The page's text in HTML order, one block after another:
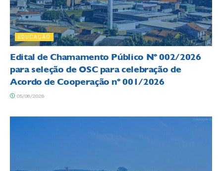
EDUCAÇÃO
Edital de Chamamento Público Nº 002/2026
para seleção de OSC para celebração de
Acordo de Cooperação nº 001/2026
05/08/2026